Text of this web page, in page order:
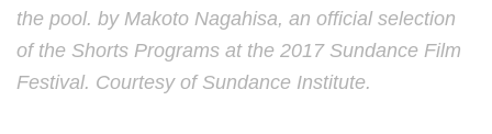
the pool. by Makoto Nagahisa, an official selection
of the Shorts Programs at the 2017 Sundance Film
Festival. Courtesy of Sundance Institute.